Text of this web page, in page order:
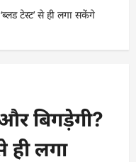
टेस्ट’ से ही लगा सकेंगे
और बिगड़ेगी?
ही लगा